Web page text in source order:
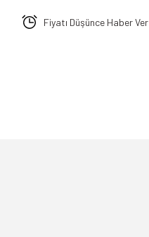
Fiyatı Düşünce Haber Ver